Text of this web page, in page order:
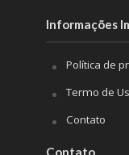
Informações
Política de
Termo de
Contato
Contato